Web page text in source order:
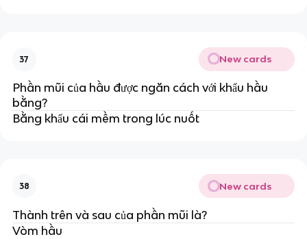
37 New cards
Phần mũi của hầu được ngăn cách với khẩu hầu
bằng?
Bằng khẩu cái mềm trong lúc nuốt
38 New cards
Thành trên và sau của phần mũi là?
Vòm hầu